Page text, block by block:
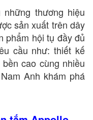
sản xuất trên dây
phẩm hội tụ đầy đủ
cầu như: thiết kế
cao cùng nhiều
Anh khám phá